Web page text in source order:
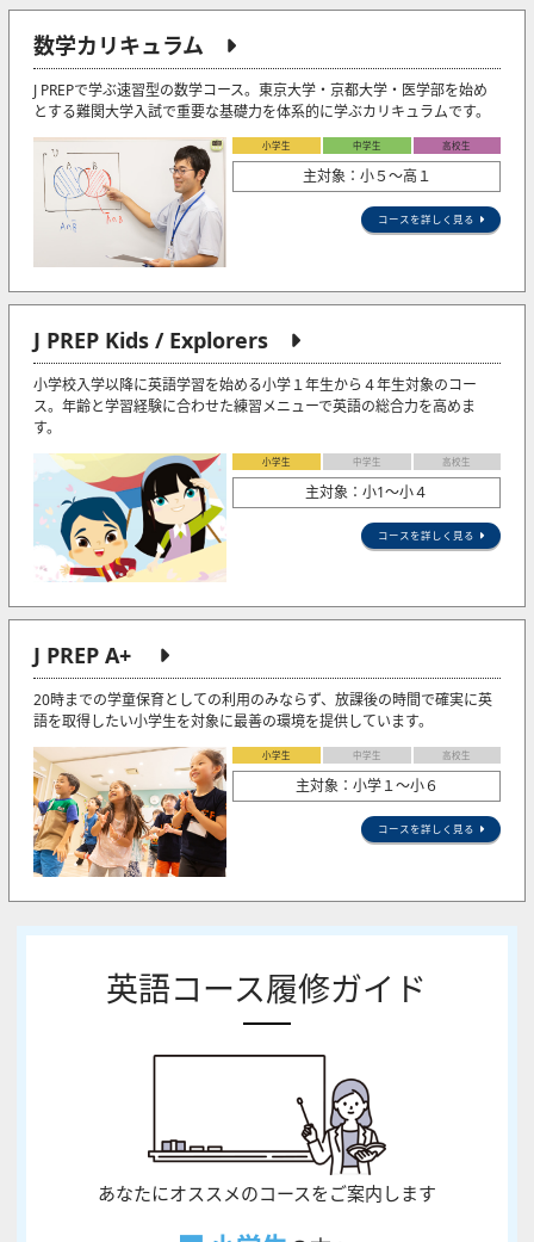
数学カリキュラム
J PREPで学ぶ速習型の数学コース。東京大学・京都大学・医学部を始め
とする難関大学入試で重要な基礎力を体系的に学ぶカリキュラムです。
小学生 中学生 高校生
主対象：小５〜高１
コースを詳しく見る
J PREP Kids / Explorers
小学校入学以降に英語学習を始める小学１年生から４年生対象のコー
ス。年齢と学習経験に合わせた練習メニューで英語の総合力を高めま
す。
小学生 中学生 高校生
主対象：小1〜小４
コースを詳しく見る
J PREP A+
20時までの学童保育としての利用のみならず、放課後の時間で確実に英
語を取得したい小学生を対象に最善の環境を提供しています。
小学生 中学生 高校生
主対象：小学１～小６
コースを詳しく見る
英語コース履修ガイド
あなたにオススメのコースをご案内します